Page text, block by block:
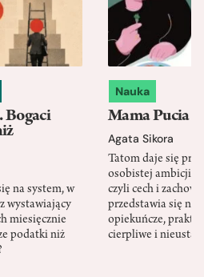
Bogaci
na system, w
wystawiający
miesięcznie
podatki niż
Nauka
Mama Pucia
Agata Sikora
Tatom daje się
osobistej ambicji,
czyli cech i
przedstawia się
opiekuńcze,
cierpliwe i